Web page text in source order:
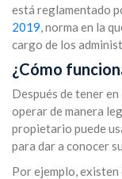
está reglamentado
2019, norma en la
cargo de los
¿Cómo
Después de tener
operar de manera
propietario puede
para dar a conocer
Por ejemplo,